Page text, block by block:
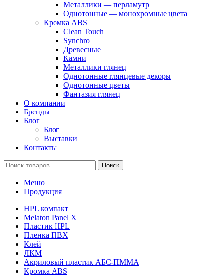
Металлики — перламутр
Однотонные — монохромные цвета
Кромка ABS
Clean Touch
Synchro
Древесные
Камни
Металлики глянец
Однотонные глянцевые декоры
Однотонные цветы
Фантазия глянец
О компании
Бренды
Блог
Блог
Выставки
Контакты
Поиск
Меню
Продукция
HPL компакт
Melaton Panel X
Пластик HPL
Пленка ПВХ
Клей
ЛКМ
Акриловый пластик АБС-ПММА
Кромка ABS